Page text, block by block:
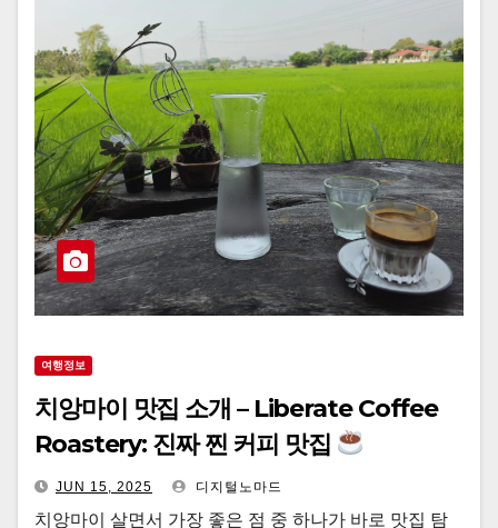
여행정보
치앙마이 맛집 소개 – Liberate Coffee
Roastery: 진짜 찐 커피 맛집
JUN 15, 2025 디지털노마드
치앙마이 살면서 가장 좋은 점 중 하나가 바로 맛집 탐